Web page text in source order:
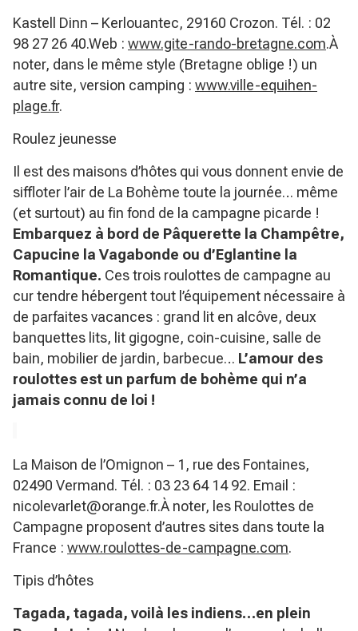
Kastell Dinn – Kerlouantec, 29160 Crozon. Tél. : 02
98 27 26 40.Web : www.gite-rando-bretagne.com.À
noter, dans le même style (Bretagne oblige !) un
autre site, version camping : www.ville-equihen-
plage.fr.
Roulez jeunesse
Il est des maisons d’hôtes qui vous donnent envie de
siffloter l’air de La Bohème toute la journée… même
(et surtout) au fin fond de la campagne picarde !
Embarquez à bord de Pâquerette la Champêtre,
Capucine la Vagabonde ou d’Eglantine la
Romantique. Ces trois roulottes de campagne au
cur tendre hébergent tout l’équipement nécessaire à
de parfaites vacances : grand lit en alcôve, deux
banquettes lits, lit gigogne, coin-cuisine, salle de
bain, mobilier de jardin, barbecue… L’amour des
roulottes est un parfum de bohème qui n’a
jamais connu de loi !
La Maison de l’Omignon – 1, rue des Fontaines,
02490 Vermand. Tél. : 03 23 64 14 92. Email :
nicolevarlet@orange.fr.À noter, les Roulottes de
Campagne proposent d’autres sites dans toute la
France : www.roulottes-de-campagne.com.
Tipis d’hôtes
Tagada, tagada, voilà les indiens…en plein